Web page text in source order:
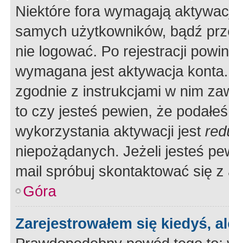
Niektóre fora wymagają
samych użytkowników, bądź
nie logować. Po rejestracji
wymagana jest aktywacja
zgodnie z instrukcjami w nim
to czy jesteś pewien, że
wykorzystania aktywacji jest
niepożądanych. Jeżeli jesteś
mail spróbuj skontaktować się
Góra
Zarejestrowałem się kiedyś,